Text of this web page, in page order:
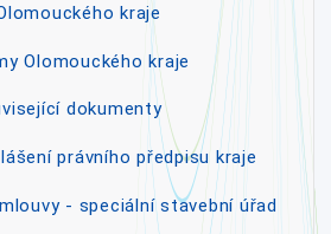
kraje
Olomouckého kraje
dokumenty
právního předpisu kraje
- speciální stavební úřad